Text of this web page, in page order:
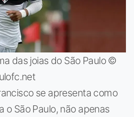
das joias do São Paulo ©
se apresenta como
o São Paulo, não apenas